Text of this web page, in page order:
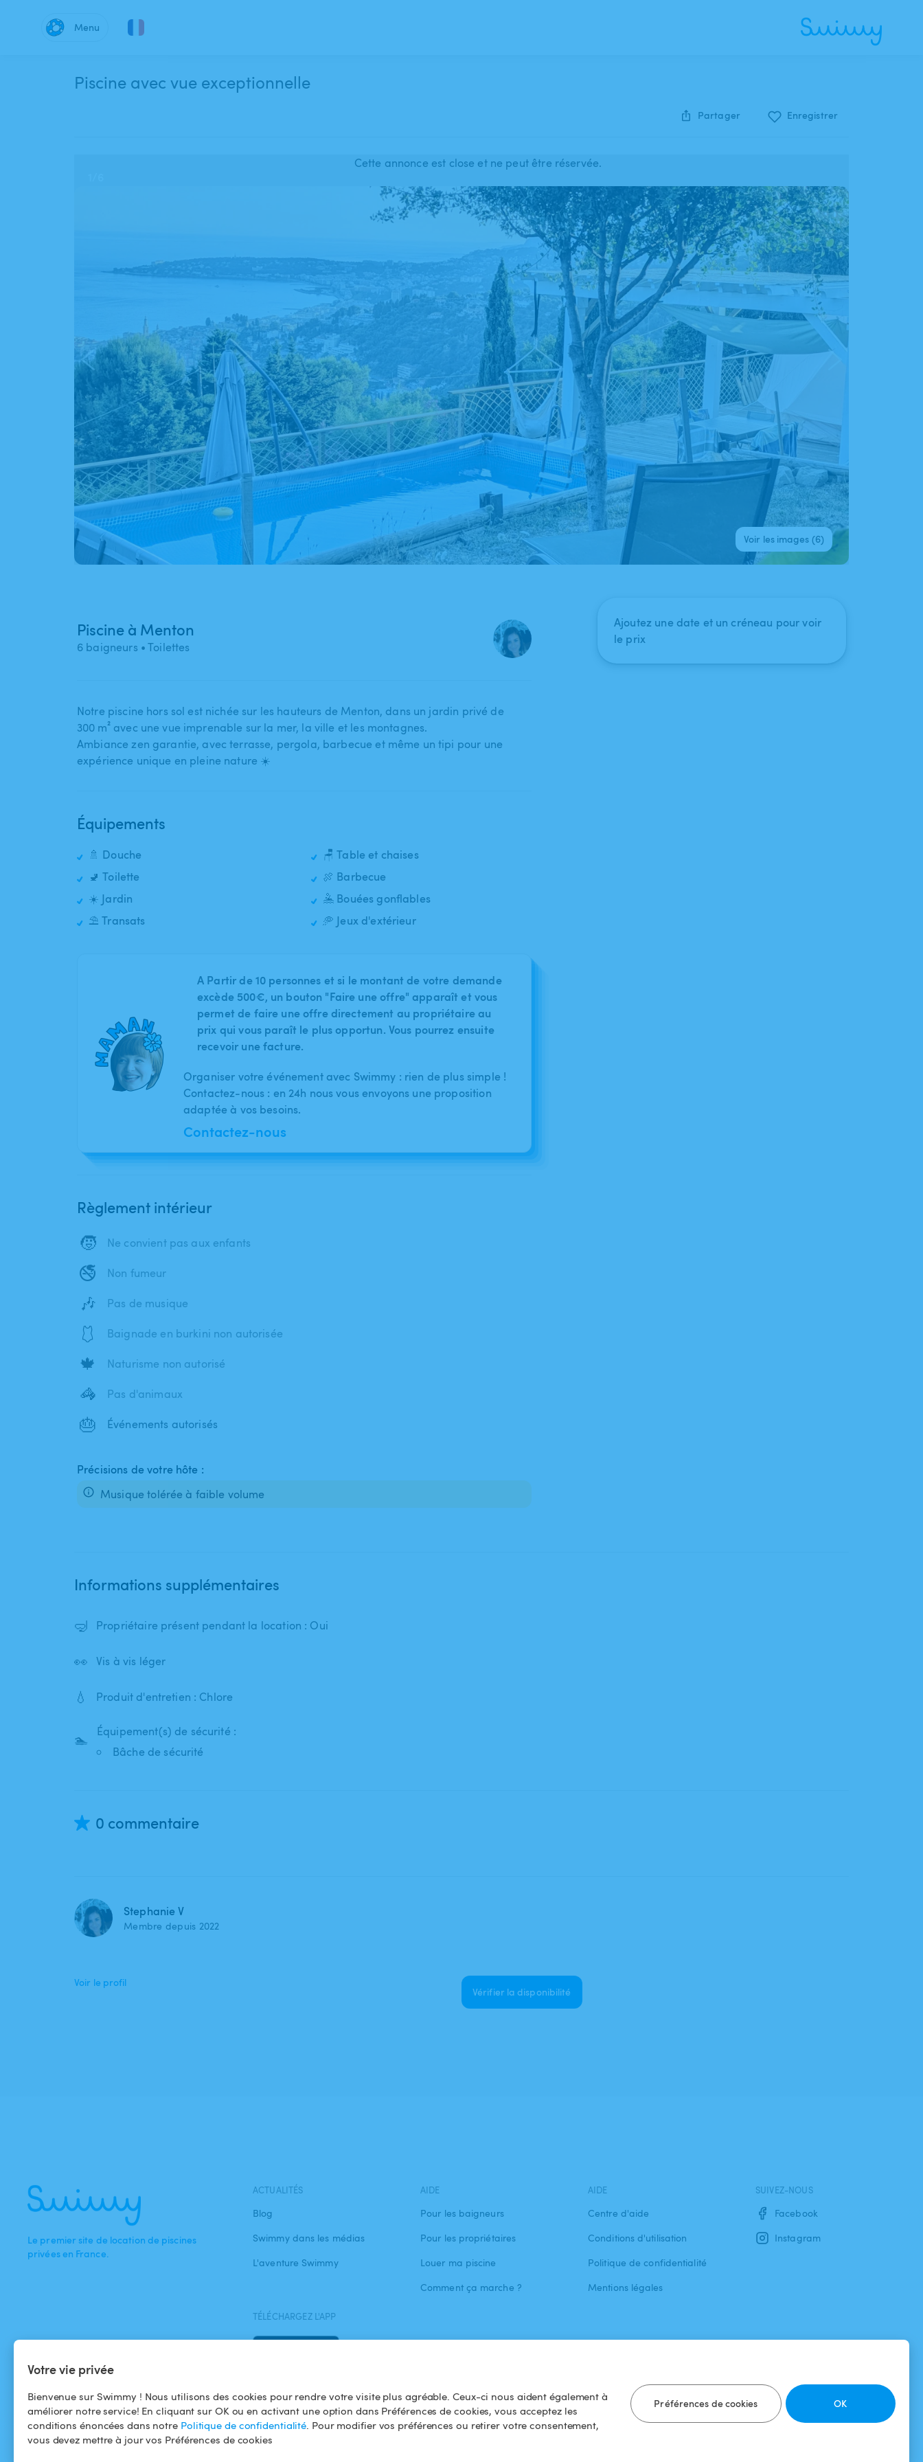
Votre vie privée
Bienvenue sur Swimmy ! Nous utilisons des cookies pour rendre votre visite plus agréable. Ceux-ci nous aident également à
améliorer notre service! En cliquant sur OK ou en activant une option dans Préférences de cookies, vous acceptez les
conditions énoncées dans notre Politique de confidentialité. Pour modifier vos préférences ou retirer votre consentement,
vous devez mettre à jour vos Préférences de cookies
Préférences de cookies OK
Menu
Piscine avec vue exceptionnelle
Partager Enregistrer
Cette annonce est close et ne peut être réservée.
Voir les images (6)
Piscine à Menton
6 baigneurs • Toilettes
Notre piscine hors sol est nichée sur les hauteurs de Menton​,​ dans un jardin privé de
300 m² avec une vue imprenable sur la mer​,​ la ville et les montagnes.
Ambiance zen garantie​,​ avec terrasse​,​ pergola​,​ barbecue et même un tipi pour une
expérience unique en pleine nature ☀️
Équipements
🚿 Douche
🚽 Toilette
☀️ Jardin
⛱️ Transats
🪑 Table et chaises
🍖 Barbecue
🤽 Bouées gonflables
🥏 Jeux d'extérieur
A Partir de 10 personnes et si le montant de votre demande
excède 500€, un bouton "Faire une offre" apparaît et vous
permet de faire une offre directement au propriétaire au
prix qui vous paraît le plus opportun. Vous pourrez ensuite
recevoir une facture.
Organiser votre événement avec Swimmy : rien de plus simple !
Contactez-nous : en 24h nous vous envoyons une proposition
adaptée à vos besoins.
Contactez-nous
Règlement intérieur
🧒 Ne convient pas aux enfants
🚭 Non fumeur
🎶 Pas de musique
🩱 Baignade en burkini non autorisée
🍁 Naturisme non autorisé
🦓 Pas d'animaux
🎂 Événements autorisés
Précisions de votre hôte :
Musique tolérée à faible volume
Ajoutez une date et un créneau pour voir
le prix
Informations supplémentaires
🤿 Propriétaire présent pendant la location : Oui
👀 Vis à vis léger
💧 Produit d'entretien : Chlore
🏊
Équipement(s) de sécurité :
Bâche de sécurité
0 commentaire
Stephanie V
Membre depuis 2022
Voir le profil
Vérifier la disponibilité
Le premier site de location de piscines
privées en France.
ACTUALITÉS
Blog
Swimmy dans les médias
L'aventure Swimmy
AIDE
Pour les baigneurs
Pour les propriétaires
Louer ma piscine
Comment ça marche ?
AIDE
Centre d'aide
Conditions d'utilisation
Politique de confidentialité
Mentions légales
SUIVEZ-NOUS
Facebook
Instagram
TÉLÉCHARGEZ L'APP